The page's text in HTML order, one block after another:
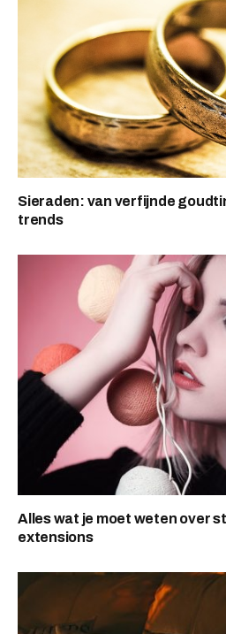
Sieraden: van verfijnde
trends
Alles wat je moet weten over
extensions